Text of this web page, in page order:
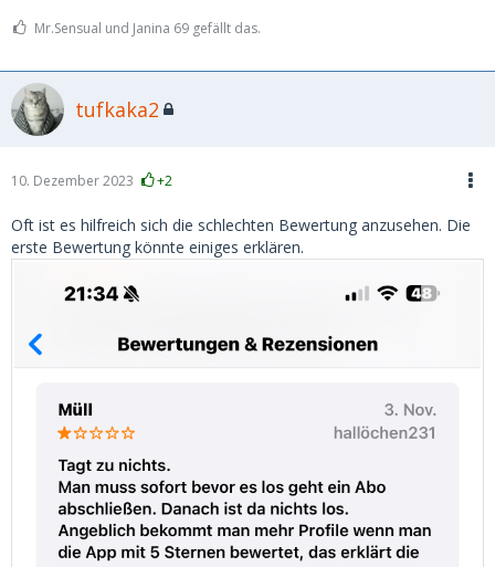
Mr.Sensual und Janina 69 gefällt das.
tufkaka2
10. Dezember 2023 +2
Oft ist es hilfreich sich die schlechten Bewertung anzusehen. Die
erste Bewertung könnte einiges erklären.